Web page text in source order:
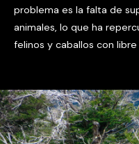
problema es la falta de
animales, lo que ha
felinos y caballos con